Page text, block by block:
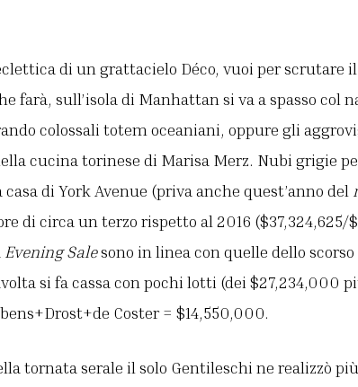
di un grattacielo Déco, vuoi per scrutare
farà, sull’isola di Manhattan si va a spasso col
colossali totem oceaniani, oppure gli
cucina torinese di Marisa Merz. Nubi grigie
di York Avenue (priva anche quest’anno del
di circa un terzo rispetto al 2016 ($37,324,625/
Evening Salesono in linea con quelle dello scorso
si fa cassa con pochi lotti (dei $27,234,000
Coster = $14,550,000.
tornata serale il solo Gentileschi ne realizzò